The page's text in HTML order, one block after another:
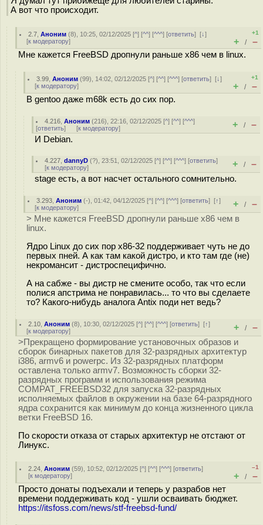
А вот что происходит.
2.7 ,Аноним (8), 10:25, 02/12/2025 [^] [^^] [^^^] [ответить][↓]
[к модератору]
+1
+ / –
Мне кажется FreeBSD дропнули раньше х86 чем в linux.
3.99 ,Аноним (99), 14:02, 02/12/2025 [^] [^^] [^^^] [ответить][↓]
[к модератору]
+1
+ / –
В gentoo даже m68k есть до сих пор.
4.216 ,Аноним (216), 22:16, 02/12/2025 [^] [^^] [^^^]
[ответить] [к модератору] + / –
И Debian.
4.227 ,dannyD (?), 23:51, 02/12/2025 [^] [^^] [^^^] [ответить]
[к модератору] + / –
stage есть, а вот насчет остального сомнительно.
3.293 ,Аноним (-), 01:42, 04/12/2025 [^] [^^] [^^^] [ответить][↑]
[к модератору] + / –
> Мне кажется FreeBSD дропнули раньше х86 чем в
linux.
Ядро Linux до сих пор x86-32 поддерживает чуть не до
первых пней. А как там какой дистро, и кто там где (не)
некромансит - дистроспецифично.
А на сабже - вы дистр не смените особо, так что если
полися апстрима не понравилась... то что вы сделаете
то? Какого-нибудь аналога Antix поди нет ведь?
2.10 ,Аноним (8), 10:30, 02/12/2025 [^] [^^] [^^^] [ответить][↑]
[к модератору] + / –
>Прекращено формирование установочных образов и
сборок бинарных пакетов для 32-разрядных архитектур
i386, armv6 и powerpc. Из 32-разрядных платформ
оставлена только armv7. Возможность сборки 32-
разрядных программ и использования режима
COMPAT_FREEBSD32 для запуска 32-разрядных
исполняемых файлов в окружении на базе 64-разрядного
ядра сохранится как минимум до конца жизненного цикла
ветки FreeBSD 16.
По скорости отказа от старых архитектур не отстают от
Линукс.
2.24 ,Аноним (59), 10:52, 02/12/2025 [^] [^^] [^^^] [ответить]
[к модератору]
–1
+ / –
Просто донаты подъехали и теперь у разрабов нет
времени поддерживать код - ушли осваивать бюджет.
https://itsfoss.com/news/stf-freebsd-fund/